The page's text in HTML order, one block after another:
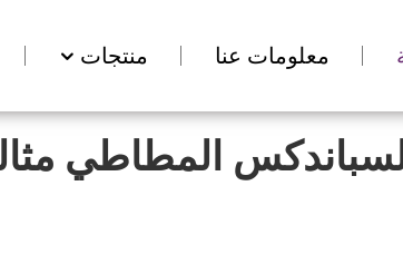
معلومات عنا منتجات
المطاطي